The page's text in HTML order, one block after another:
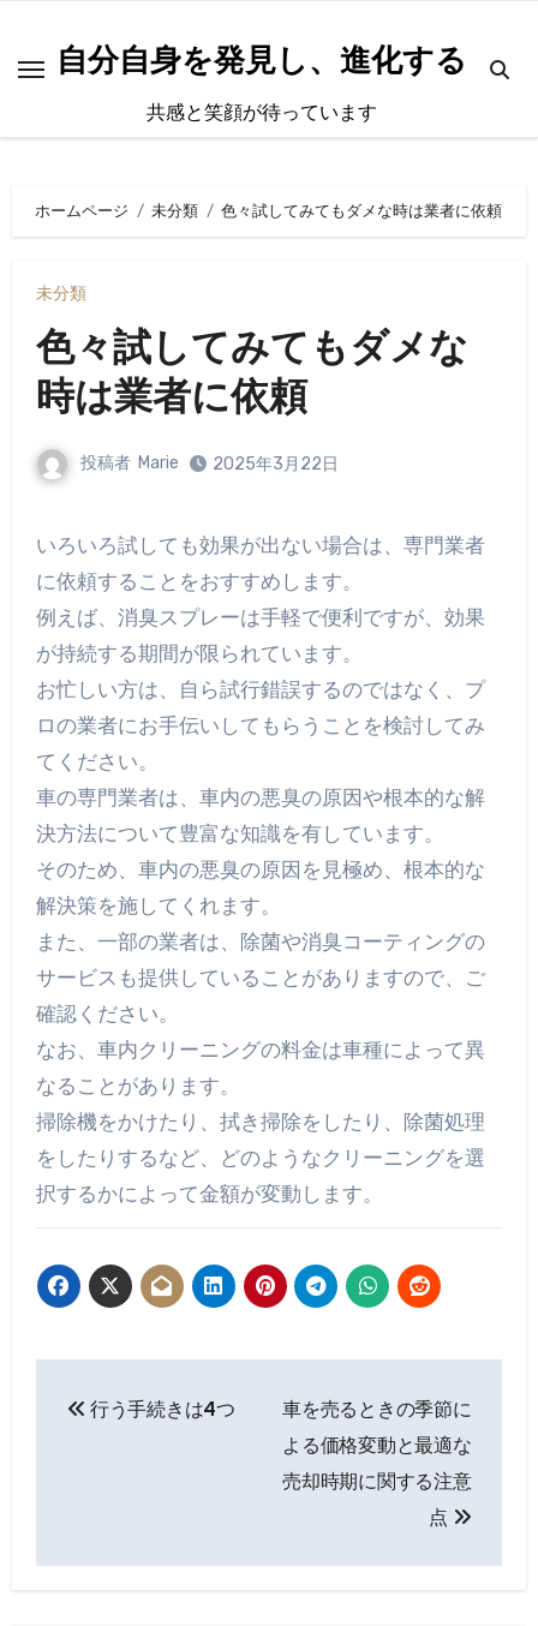
自分自身を発見し、進化する
共感と笑顔が待っています
ホームページ 未分類 色々試してみてもダメな時は業者に依頼
未分類
色々試してみてもダメな
時は業者に依頼
投稿者 Marie 2025年3月22日
いろいろ試しても効果が出ない場合は、専門業者
に依頼することをおすすめします。
例えば、消臭スプレーは手軽で便利ですが、効果
が持続する期間が限られています。
お忙しい方は、自ら試行錯誤するのではなく、プ
ロの業者にお手伝いしてもらうことを検討してみ
てください。
車の専門業者は、車内の悪臭の原因や根本的な解
決方法について豊富な知識を有しています。
そのため、車内の悪臭の原因を見極め、根本的な
解決策を施してくれます。
また、一部の業者は、除菌や消臭コーティングの
サービスも提供していることがありますので、ご
確認ください。
なお、車内クリーニングの料金は車種によって異
なることがあります。
掃除機をかけたり、拭き掃除をしたり、除菌処理
をしたりするなど、どのようなクリーニングを選
択するかによって金額が変動します。
ゲ
行う手続きは4つ
車を売るときの季節に
よる価格変動と最適な
売却時期に関する注意
点